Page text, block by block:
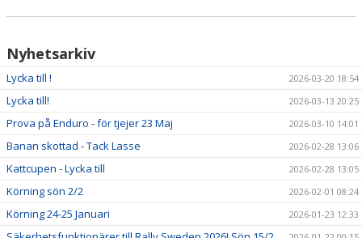
Nyhetsarkiv
Lycka till ! 2026-03-20 18:54
Lycka till! 2026-03-13 20:25
Prova på Enduro - för tjejer 23 Maj 2026-03-10 14:01
Banan skottad - Tack Lasse 2026-02-28 13:06
Kattcupen - Lycka till 2026-02-28 13:05
Körning sön 2/2 2026-02-01 08:24
Körning 24-25 Januari 2026-01-23 12:33